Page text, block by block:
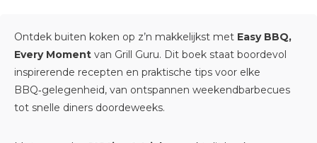
Ontdek buiten koken op z’n makkelijkst met Easy BBQ,
Every Moment van Grill Guru. Dit boek staat boordevol
inspirerende recepten en praktische tips voor elke
BBQ‑gelegenheid, van ontspannen weekendbarbecues
tot snelle diners doordeweeks.